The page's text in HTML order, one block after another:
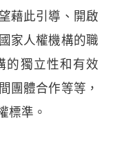
藉此引導、開啟
家人權機構的職
的獨立性和有效
團體合作等等，
標準。